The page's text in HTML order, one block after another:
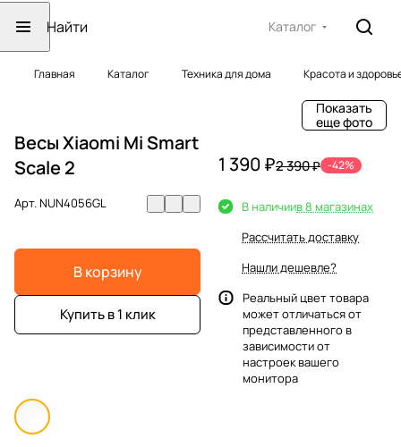
Каталог
Главная Каталог Техника для дома Красота и
Показать
еще фото
Весы Xiaomi Mi Smart
Scale 2
Арт.NUN4056GL
В корзину
Купить в 1 клик
1 390 ₽2 390 ₽ -42%
В наличиив 8 магазинах
Рассчитать доставку
Нашли дешевле?
Реальный цвет товара
может отличаться от
представленного в
зависимости от
настроек вашего
монитора